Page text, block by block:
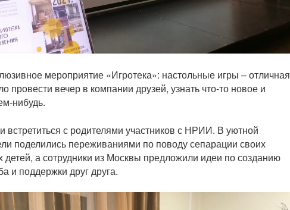
мероприятие «Игротека»: настольные игры – отличная
провести вечер в компании друзей, узнать что-то новое и
нибудь.
встретиться с родителями участников с НРИИ. В уютной
поделились переживаниями по поводу сепарации своих
детей, а сотрудники из Москвы предложили идеи по созданию
и поддержки друг друга.